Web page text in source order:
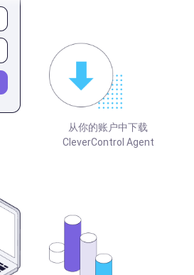
从你的账户中下载
CleverControl Agent